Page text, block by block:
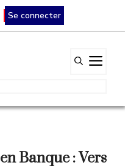
Se connecter
Banque : Vers